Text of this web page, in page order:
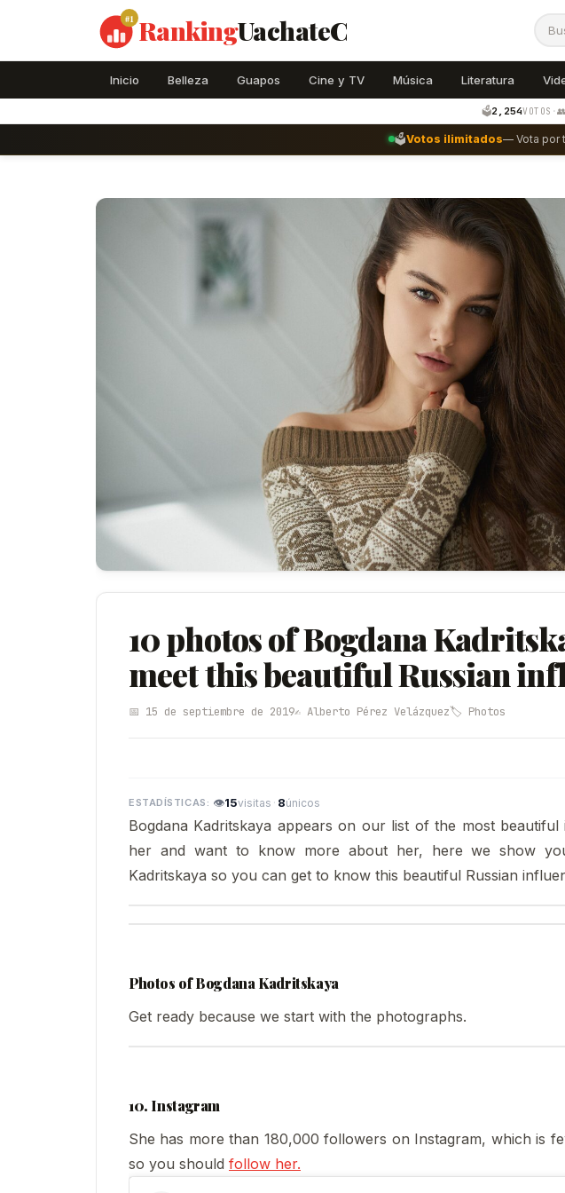
#1 RankingUachateC
Inicio Belleza Guapos Cine y TV Música Literatura
🗳️2,254VOTOS ·👥
🗳️Votos ilimitados— Vota por
10 photos of Bogdana
meet this beautiful Russian
📅 15 de septiembre de 2019✍️ Alberto Pérez Velázquez🏷️ Photos
👁15visitas · 8únicos
Bogdana Kadritskaya appears on our list of the most
her and want to know more about her, here we show
Kadritskaya so you can get to know this beautiful Russian
Photos of Bogdana Kadritskaya
Get ready because we start with the photographs.
10. Instagram
She has more than 180,000 followers on Instagram, which is
so you should follow her.